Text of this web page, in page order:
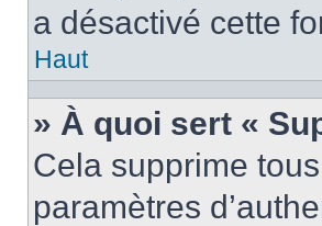
a désactivé cette
Haut
» À quoi sert «
Cela supprime
paramètres